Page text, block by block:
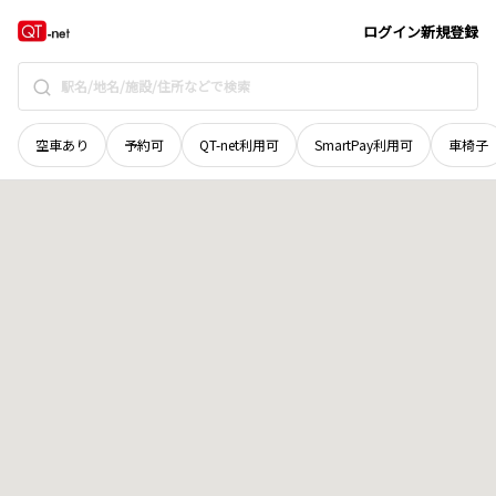
ログイン新規登録
空車あり 予約可 QT-net利用可 SmartPay利用可 車椅子
奈良県